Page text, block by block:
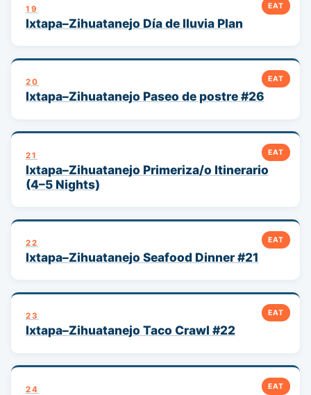
EAT
19
Ixtapa–Zihuatanejo Día de lluvia Plan
EAT
20
Ixtapa–Zihuatanejo Paseo de postre #26
EAT
21
Ixtapa–Zihuatanejo Primeriza/o Itinerario
(4–5 Nights)
EAT
22
Ixtapa–Zihuatanejo Seafood Dinner #21
EAT
23
Ixtapa–Zihuatanejo Taco Crawl #22
EAT
24